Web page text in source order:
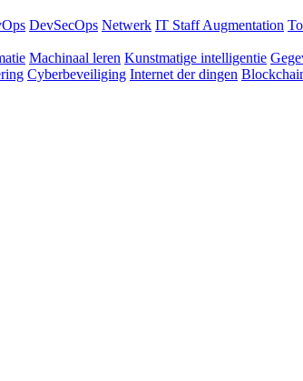
DevSecOps Netwerk IT Staff Augmentation
Machinaal leren Kunstmatige intelligentie
Cyberbeveiliging Internet der dingen